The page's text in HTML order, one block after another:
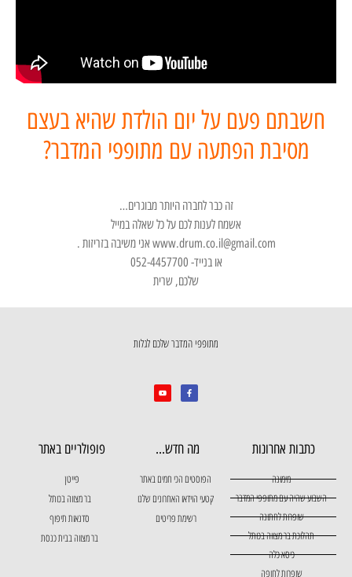
חשבתם פעם על יום הולדת שהיא בעצם
מסיבת הפתעה עם מתופפי המדבר?
זה כבר לחברה היותר מבוגרים…
אשמח לענות לכם על כל שאלה במייל
www.drum.co.il@gmail.com אני משיבה בזריזות .
או בנייד- 052-4457700
שלכם, שרית
מתופפי המדבר שלכם לגלות
כתבות אחרונות
מימונה
השבוע שהיה עם מתופפי המדבר
שופרות לחתונה
תהלוכת בר מצווה בכותל
כיסא כלה
שופרות לחופה
מה חדש...
הפוסטים הכי חמים באתר
קטעי הוידאו האחרונים שלנו
רשימת פריטים
פופולריים באתר
פייטן
בר מצווה בכותל
סדנאות תיפוף
בר מצווה בבית כנסת